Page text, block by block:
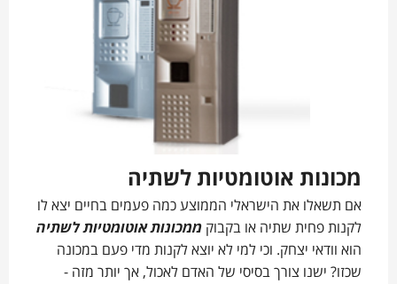
מכונות אוטומטיות לשתיה
אם תשאלו את הישראלי הממוצע כמה פעמים בחיים יצא לו
לקנות פחית שתיה או בקבוק ממכונות אוטומטיות לשתיה
הוא וודאי יצחק. וכי למי לא יוצא לקנות מדי פעם במכונה
שכזו? ישנו צורך בסיסי של האדם לאכול, אך יותר מזה -